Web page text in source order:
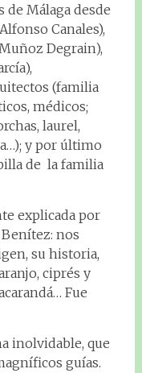
de Málaga desde
Canales),
Degrain),
(familia
médicos;
laurel,
y por último
de la familia
explicada por
nos
su historia,
ciprés y
Fue
inolvidable, que
guías.